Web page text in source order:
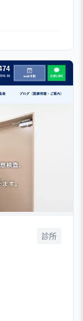
診所